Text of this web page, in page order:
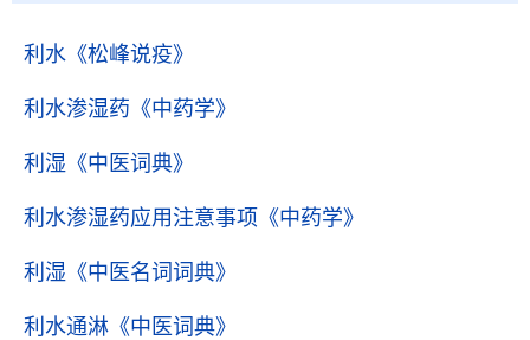
利水 《松峰说疫》
利水渗湿药 《中药学》
利湿 《中医词典》
利水渗湿药应用注意事项 《中药学》
利湿 《中医名词词典》
利水通淋 《中医词典》